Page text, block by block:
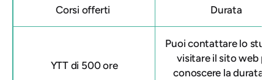
Corsi offerti Durata
YTT di 500 ore
Puoi contattare lo
visitare il sito web
conoscere la durata